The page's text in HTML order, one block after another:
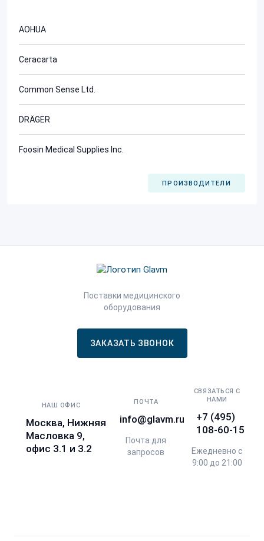
AOHUA
Ceracarta
Common Sense Ltd.
DRÄGER
Foosin Medical Supplies Inc.
ПРОИЗВОДИТЕЛИ
Поставки медицинского
оборудования
ЗАКАЗАТЬ ЗВОНОК
НАШ ОФИС
Москва, Нижняя
Масловка 9,
офис 3.1 и 3.2
ПОЧТА
info@glavm.ru
Почта для
запросов
СВЯЗАТЬСЯ С
НАМИ
+7 (495)
108-60-15
Ежедневно с
9:00 до 21:00